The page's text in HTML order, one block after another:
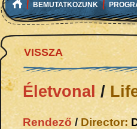
BEMUTATKOZUNK
VISSZA
Életvonal/
Rendező/Director: